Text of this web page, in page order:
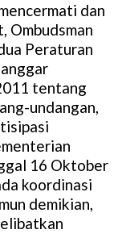
dan
Ombudsman
Peraturan
tentang
undangan,
16 Oktober
koordinasi
demikian,